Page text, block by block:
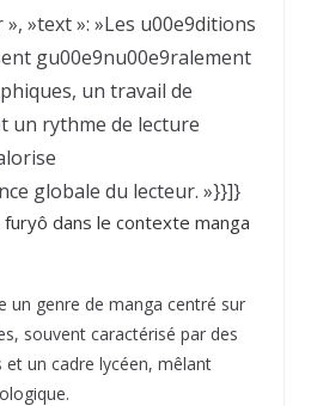
», »text »: »Les u00e9ditions
gu00e9nu00e9ralement
un travail de
un rythme de lecture
globale du lecteur. »}}]}
dans le contexte manga
un genre de manga centré sur
souvent caractérisé par des
un cadre lycéen, mêlant